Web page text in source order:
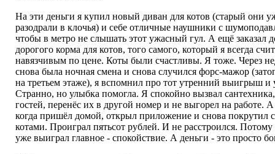
На эти деньги я купил новый диван для котов (старый они
разодрали в клочья) и себе отличные наушники с
чтобы в метро не слышать этот ужасный гул. А ещё заказал
дорогого корма для котов, того самого, который я всегда
навязчивым по цене. Коты были счастливы. Я тоже. Через
снова была ночная смена и снова случился форс-мажор
на третьем этаже), я вспомнил про тот утренний выигрыш и
Странно, но улыбка помогла. Я спокойно вызвал
гостей, перенёс их в другой номер и не выгорел на работе.
когда пришёл домой, открыл приложение и снова покрутил
котами. Проиграл пятьсот рублей. И не расстроился. Потому
уже выиграл главное - спокойствие. А деньги - это просто